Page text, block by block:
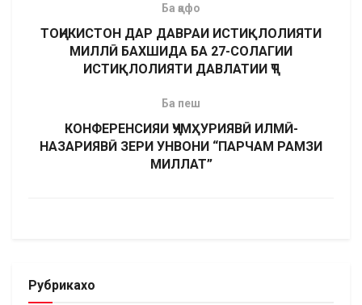
Ба қафо
ТОҶИКИСТОН ДАР ДАВРАИ ИСТИҚЛОЛИЯТИ
МИЛЛӢ БАХШИДА БА 27-СОЛАГИИ
ИСТИҚЛОЛИЯТИ ДАВЛАТИИ ҶТ
Ба пеш
КОНФЕРЕНСИЯИ ҶУМҲУРИЯВӢ ИЛМӢ-
НАЗАРИЯВӢ ЗЕРИ УНВОНИ “ПАРЧАМ РАМЗИ
МИЛЛАТ”
Рубрикахо